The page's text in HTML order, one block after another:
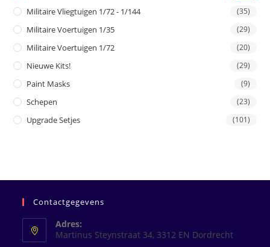
Militaire Vliegtuigen 1/72 - 1/144 (35)
Militaire Voertuigen 1/35 (29)
Militaire Voertuigen 1/72 (20)
Nieuwe Kits! (29)
Paint Masks (9)
Schepen (23)
Upgrade Setjes (101)
Contactgegevens
Adres:
Martinus Steynstraat 34, 3312 EN Dordrecht